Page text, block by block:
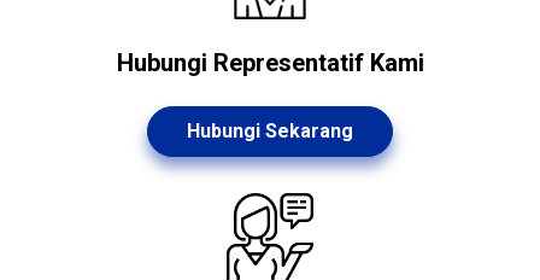
Hubungi Representatif Kami
Hubungi Sekarang